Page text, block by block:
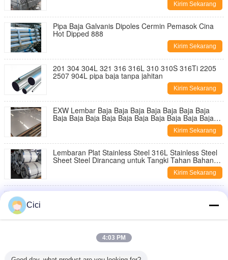
Kirim Sekarang
Pipa Baja Galvanis Dipoles Cermin Pemasok Cina
Hot Dipped 888
Kirim Sekarang
201 304 304L 321 316 316L 310 310S 316Ti 2205
2507 904L pipa baja tanpa jahitan
Kirim Sekarang
EXW Lembar Baja Baja Baja Baja Baja Baja Baja
Baja Baja Baja Baja Baja Baja Baja Baja Baja Baja
Baja Baja Baja Baja Baja Baja Baja Baja Baja Baja
Kirim Sekarang
Lembaran Plat Stainless Steel 316L Stainless Steel
Sheet Steel Dirancang untuk Tangki Tahan Bahan
Kirim Sekarang
Pelat Baja Tahan Karat 321 Poles No. 4 Tahan
Panas Ideal untuk Pabrik Kimia dan Petrokimia
Cici
4:03 PM